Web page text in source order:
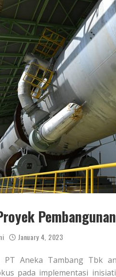
AIR MANCUR SPEKTAKULER DI PIK
January 4, 2023
PT Aneka Tambang Tbk
pada implementasi